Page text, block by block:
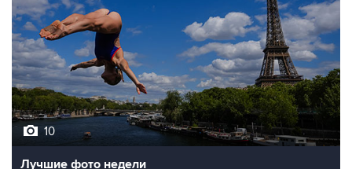
10
Лучшие фото недели